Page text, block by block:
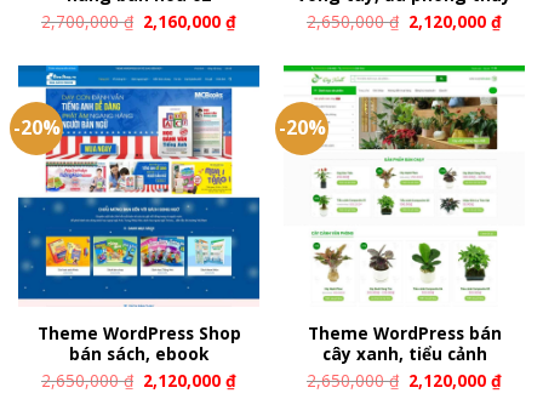
2,700,000₫ 2,160,000₫
2,650,000₫ 2,120,000₫
-20%
Theme WordPress Shop
bán sách, ebook
2,650,000₫ 2,120,000₫
-20%
Theme WordPress bán
cây xanh, tiểu cảnh
2,650,000₫ 2,120,000₫